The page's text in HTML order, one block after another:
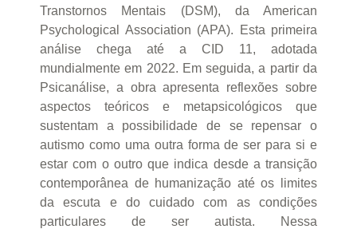
Transtornos Mentais (DSM), da American
Psychological Association (APA). Esta primeira
análise chega até a CID 11, adotada
mundialmente em 2022. Em seguida, a partir da
Psicanálise, a obra apresenta reflexões sobre
aspectos teóricos e metapsicológicos que
sustentam a possibilidade de se repensar o
autismo como uma outra forma de ser para si e
estar com o outro que indica desde a transição
contemporânea de humanização até os limites
da escuta e do cuidado com as condições
particulares de ser autista. Nessa